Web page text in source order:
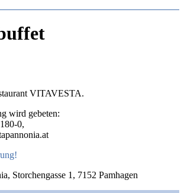
VITAVESTA.
wird gebeten:
0,
Storchengasse 1, 7152 Pamhagen